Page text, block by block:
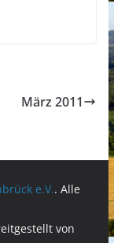
März 2011
e.V.. Alle
von